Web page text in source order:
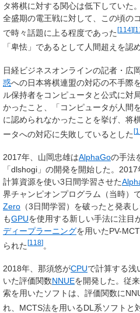
タ将棋に対する関心は低下していた
全盛期の電王戦に対して、この頃の
で時々話題に上る程度であった[114][
「卑怯」であるとして人間超えを認
日経ビジネスオンラインの記者・広
惑への日本将棋連盟の対応の不手際
ル保持者をコンピュータと公式に対
かったこと、「コンピュータが人間
に認められなかったことを挙げ、将
ータへの対応に失敗しているとした[
2017年、山岡忠雄はAlphaGoの手法
「dlshogi」の開発を開始した。2017
計算資源を使い3日間学習させた
界チャンピオンプログラム（当時）
Zero （3日間学習）を破ったと発表
もGPUを使用する新しい手法に注目
ディープラーニングを用いたPV-
られた[118]。
2018年、那須悠がCPUで計算する浅
いた評価関数NNUEを開発した。従
索を用いたソフトは、評価関数に
れ、MCTS法を用いるDL系ソフトと